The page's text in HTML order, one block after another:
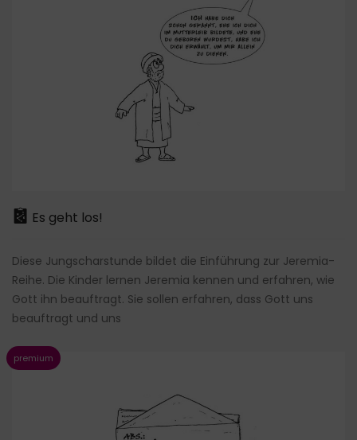
Es geht los!
Diese Jungscharstunde bildet die Einführung zur Jeremia-
Reihe. Die Kinder lernen Jeremia kennen und erfahren, wie
Gott ihn beauftragt. Sie sollen erfahren, dass Gott uns
beauftragt und uns